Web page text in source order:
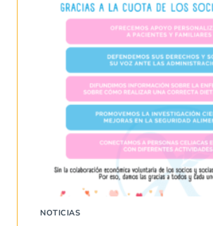
NOTICIAS